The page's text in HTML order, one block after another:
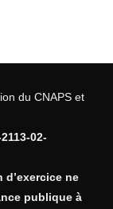
du CNAPS et
02-
d’exercice ne
publique à